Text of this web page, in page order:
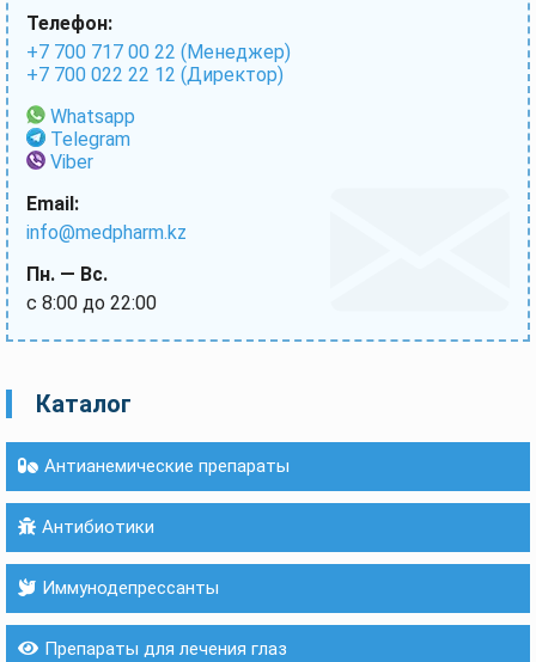
Телефон:
+7 700 717 00 22 (Менеджер)
+7 700 022 22 12 (Директор)
Whatsapp
Telegram
Viber
Email:
info@medpharm.kz
Пн. — Вс.
с 8:00 до 22:00
Каталог
Антианемические препараты
Антибиотики
Иммунодепрессанты
Препараты для лечения глаз